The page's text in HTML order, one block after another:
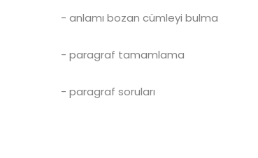
- anlamı bozan cümleyi bulma
- paragraf tamamlama
- paragraf soruları